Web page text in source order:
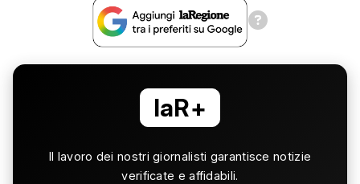
laR+
Il lavoro dei nostri giornalisti garantisce notizie
verificate e affidabili.